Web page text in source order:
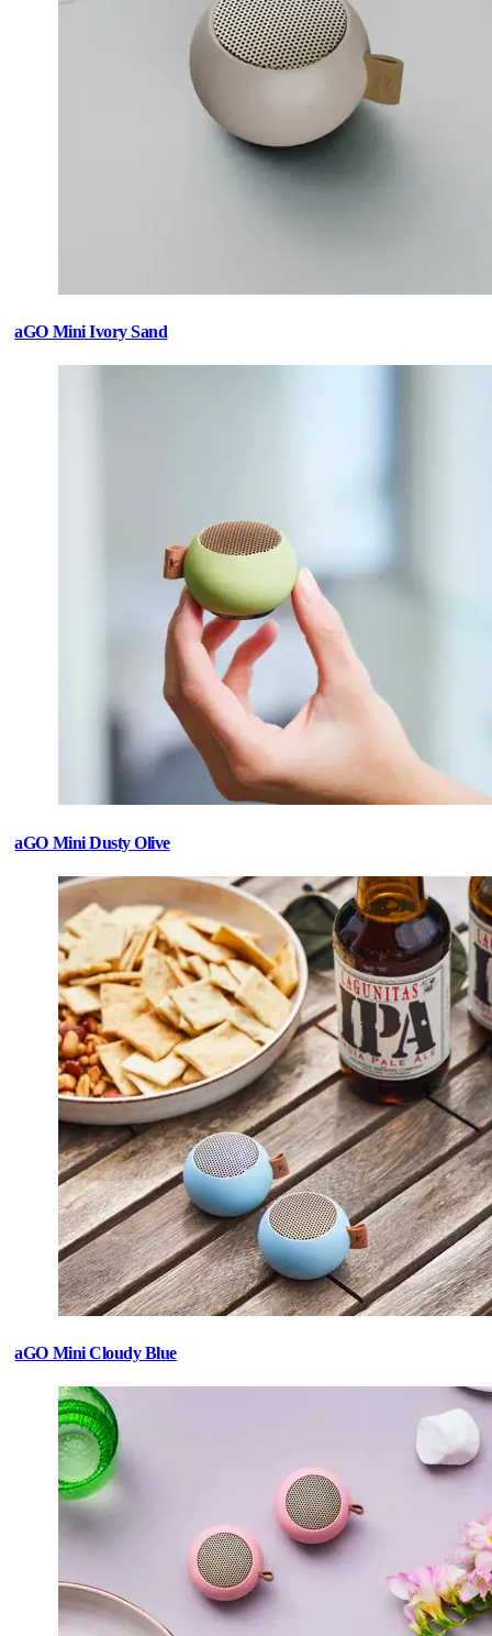
aGO Mini Ivory Sand
aGO Mini Dusty Olive
aGO Mini Cloudy Blue